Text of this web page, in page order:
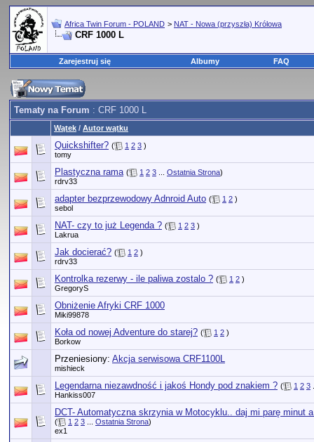
Africa Twin Forum - POLAND > NAT - Nowa (przyszła) Królowa
CRF 1000 L
Zarejestruj się Albumy FAQ
Tematy na Forum : CRF 1000 L
Wątek / Autor wątku
Quickshifter? ( 1 2 3 )
tomy
Plastyczna rama ( 1 2 3 Ostatnia Strona)
rdrv33
adapter bezprzewodowy Adnroid Auto ( 1 2 )
sebol
NAT- czy to już Legenda ? ( 1 2 3 )
Lakrua
Jak docierać? ( 1 2 )
rdrv33
Kontrolka rezerwy - ile paliwa zostalo ? ( 1 2 )
GregoryS
Obniżenie Afryki CRF 1000
Miki99878
Koła od nowej Adventure do starej? ( 1 2 )
Borkow
Przeniesiony: Akcja serwisowa CRF1100L
mishieck
Legendarna niezawdność i jakoś Hondy pod znakiem ? ( 1 2 3
Hankiss007
DCT- Automatyczna skrzynia w Motocyklu.. daj mi parę minut
( 1 2 3 Ostatnia Strona)
ex1